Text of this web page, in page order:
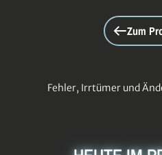
Zum
Fehler, Irrtümer und